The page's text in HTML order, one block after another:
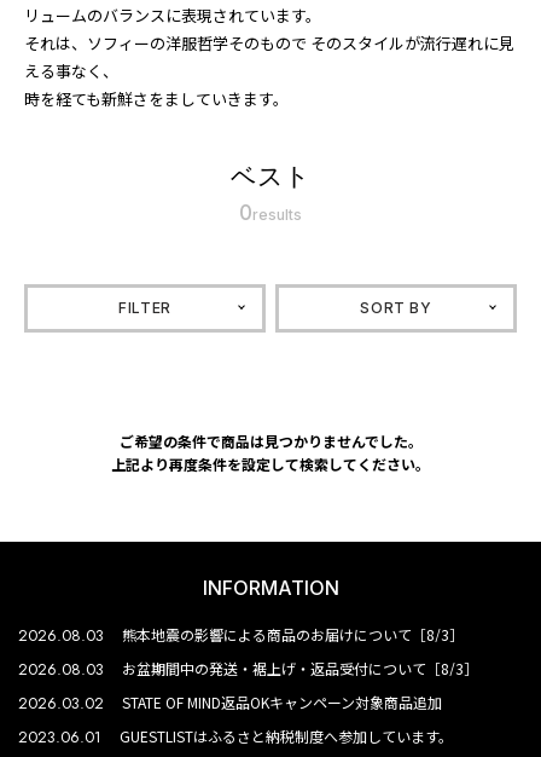
リュームのバランスに表現されています。
それは、ソフィーの洋服哲学そのもので そのスタイルが流行遅れに見
える事なく、
時を経ても新鮮さをましていきます。
ベスト
0results
FILTER SORT BY
ご希望の条件で商品は見つかりませんでした。
上記より再度条件を設定して検索してください。
INFORMATION
2026.08.03 熊本地震の影響による商品のお届けについて［8/3］
2026.08.03 お盆期間中の発送・裾上げ・返品受付について［8/3］
2026.03.02 STATE OF MIND返品OKキャンペーン対象商品追加
2023.06.01 GUESTLISTはふるさと納税制度へ参加しています。